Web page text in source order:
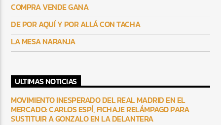
COMPRA VENDE GANA
DE POR AQUÍ Y POR ALLÁ CON TACHA
LA MESA NARANJA
ULTIMAS NOTICIAS
MOVIMIENTO INESPERADO DEL REAL MADRID EN EL
MERCADO: CARLOS ESPÍ, FICHAJE RELÁMPAGO PARA
SUSTITUIR A GONZALO EN LA DELANTERA